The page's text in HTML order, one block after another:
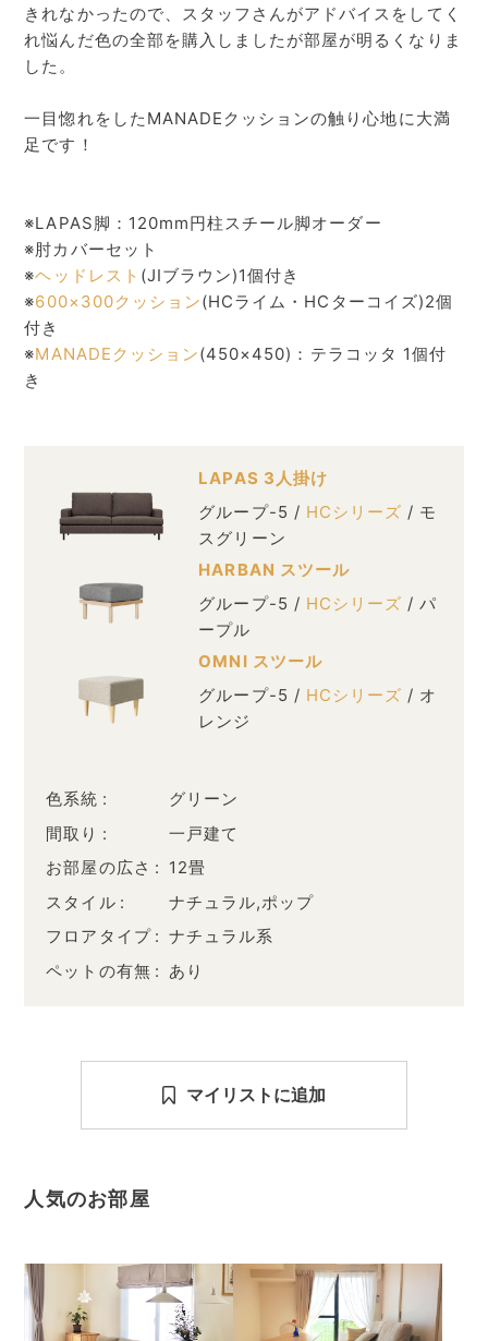
きれなかったので、スタッフさんがアドバイスをしてく
れ悩んだ色の全部を購入しましたが部屋が明るくなりま
した。
一目惚れをしたMANADEクッションの触り心地に大満
足です！
※LAPAS脚：120mm円柱スチール脚オーダー
※肘カバーセット
※ヘッドレスト (JIブラウン)1個付き
※600×300クッション(HCライム・HCターコイズ)2個
付き
※MANADEクッション(450×450)：テラコッタ 1個付
き
LAPAS 3人掛け
グループ-5 / HCシリーズ / モ
スグリーン
HARBAN スツール
グループ-5 / HCシリーズ / パ
ープル
OMNI スツール
グループ-5 / HCシリーズ / オ
レンジ
色系統
グリーン
間取り
一戸建て
お部屋の広さ
12畳
スタイル
ナチュラル,ポップ
フロアタイプ
ナチュラル系
ペットの有無
あり
マイリストに追加
人気のお部屋